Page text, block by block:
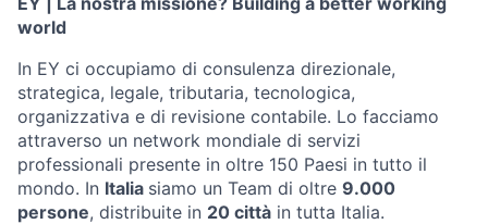
world
In EY ci occupiamo di consulenza direzionale,
strategica, legale, tributaria, tecnologica,
organizzativa e di revisione contabile. Lo facciamo
attraverso un network mondiale di servizi
professionali presente in oltre 150 Paesi in tutto il
mondo. In Italia siamo un Team di oltre 9.000
persone, distribuite in 20 città in tutta Italia.